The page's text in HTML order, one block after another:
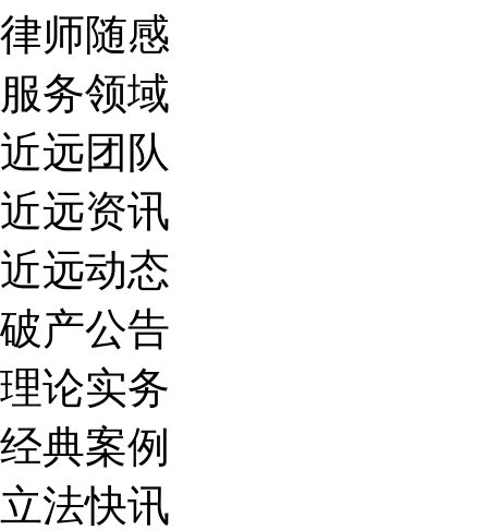
律师随感
服务领域
近远团队
近远资讯
近远动态
破产公告
理论实务
经典案例
立法快讯